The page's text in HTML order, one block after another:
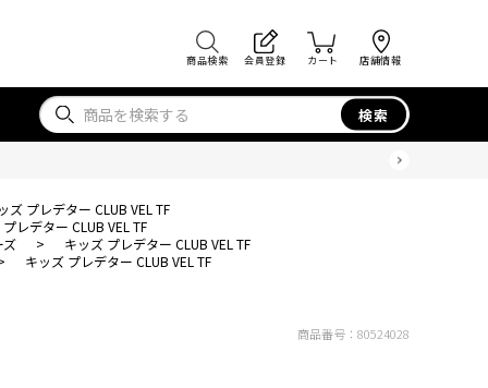
商品検索 会員登録 カート 店舗情報
検索
ズ プレデター CLUB VEL TF
レデター CLUB VEL TF
ズ >
キッズ プレデター CLUB VEL TF
キッズ プレデター CLUB VEL TF
商品番号： 80524028